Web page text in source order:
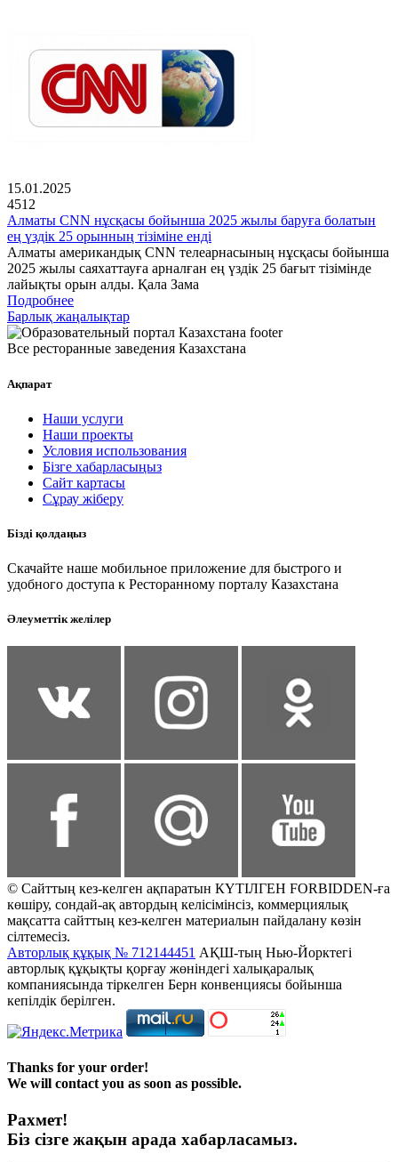
15.01.2025
4512
Алматы CNN нұсқасы бойынша 2025 жылы баруға болатын
ең үздік 25 орынның тізіміне енді
Алматы американдық CNN телеарнасының нұсқасы бойынша
2025 жылы саяхаттауға арналған ең үздік 25 бағыт тізімінде
лайықты орын алды. Қала Зама
Подробнее
Барлық жаңалықтар
Все ресторанные заведения Казахстана
Ақпарат
Наши услуги
Наши проекты
Условия использования
Бізге хабарласыңыз
Сайт картасы
Сұрау жіберу
Бізді қолдаңыз
Скачайте наше мобильное приложение для быстрого и
удобного доступа к Ресторанному порталу Казахстана
Әлеуметтік желілер
© Сайттың кез-келген ақпаратын КҮТІЛГЕН FORBIDDEN-ға
көшіру, сондай-ақ автордың келісімінсіз, коммерциялық
мақсатта сайттың кез-келген материалын пайдалану көзін
сілтемесіз.
Авторлық құқық № 712144451 АҚШ-тың Нью-Йорктегі
авторлық құқықты қорғау жөніндегі халықаралық
компаниясында тіркелген Берн конвенциясы бойынша
кепілдік берілген.
Thanks for your order!
We will contact you as soon as possible.
Рахмет!
Біз сізге жақын арада хабарласамыз.